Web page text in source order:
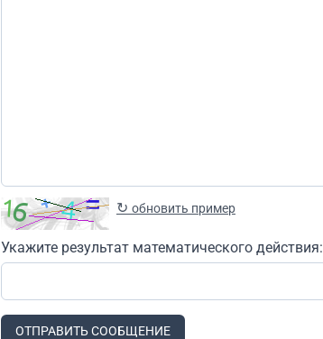
↻ обновить пример
Укажите результат математического действия:
ОТПРАВИТЬ СООБЩЕНИЕ